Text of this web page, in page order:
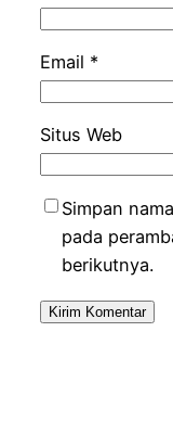
Email *
Situs Web
Simpan
pada
berikutnya.